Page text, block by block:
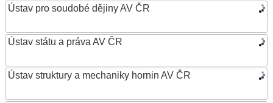
Ústav pro soudobé dějiny AV ČR
Ústav státu a práva AV ČR
Ústav struktury a mechaniky hornin AV ČR